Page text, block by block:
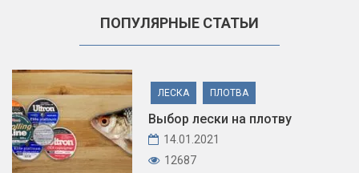
ПОПУЛЯРНЫЕ СТАТЬИ
ЛЕСКА ПЛОТВА
Выбор лески на плотву
14.01.2021
12687